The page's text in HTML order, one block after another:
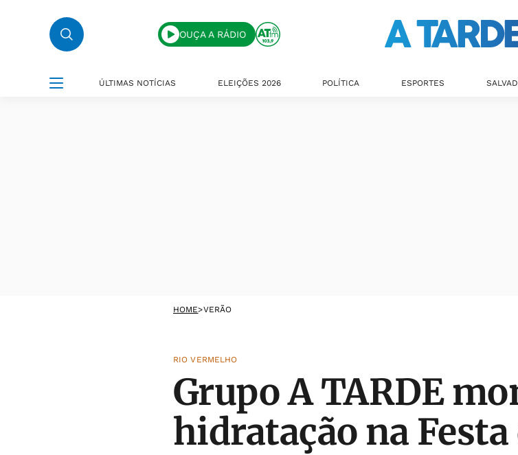
OUÇA A RÁDIO
ÚLTIMAS NOTÍCIAS ELEIÇÕES 2026 POLÍTICA ESPORTES
HOME>VERÃO
RIO VERMELHO
Grupo A TARDE
hidratação na